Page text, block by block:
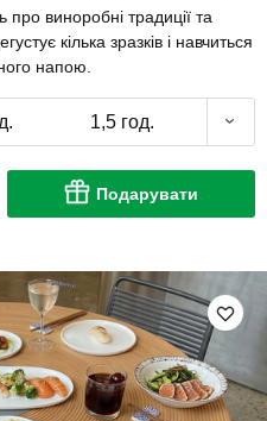
виноробні традиції та
кілька зразків і навчиться
напою.
1,5 год.
Подарувати